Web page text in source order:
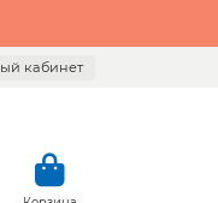
кабинет